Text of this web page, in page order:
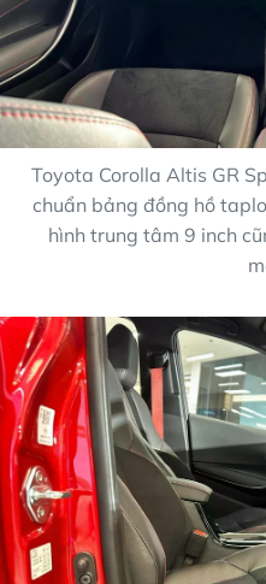
Toyota Corolla Altis GR
chuẩn bảng đồng hồ
hình trung tâm 9 inch